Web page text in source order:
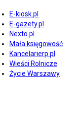
E-kiosk.pl
E-gazety.pl
Nexto.pl
Mała księgowość
Kancelarierp.pl
Wieści Rolnicze
Życie Warszawy